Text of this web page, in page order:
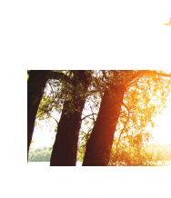
View
Larger
Image